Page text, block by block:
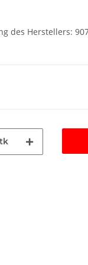
des Herstellers: